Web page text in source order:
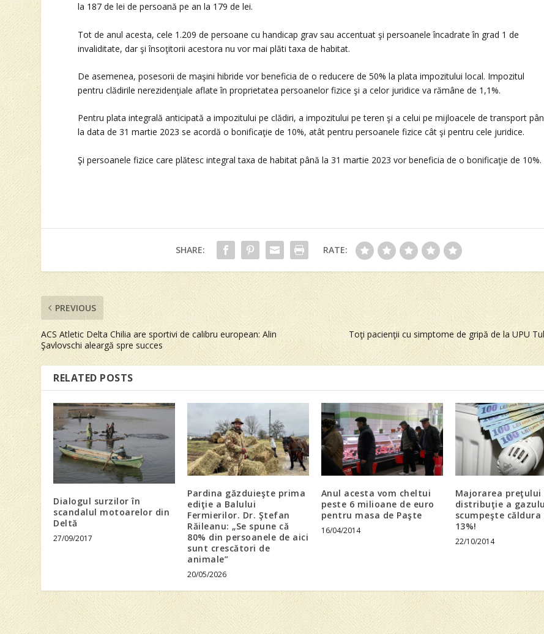
la 187 de lei de persoană pe an la 179 de lei.
Tot de anul acesta, cele 1.209 de persoane cu handicap grav sau accentuat şi persoanele încadrate în grad 1 de
invaliditate, dar şi însoţitorii acestora nu vor mai plăti taxa de habitat.
De asemenea, posesorii de maşini hibride vor beneficia de o reducere de 50% la plata impozitului local. Impozitul
pentru clădirile nerezidenţiale aflate în proprietatea persoanelor fizice şi a celor juridice va rămâne de 1,1%.
Pentru plata integrală anticipată a impozitului pe clădiri, a impozitului pe teren şi a celui pe mijloacele de transport
la data de 31 martie 2023 se acordă o bonificaţie de 10%, atât pentru persoanele fizice cât şi pentru cele juridice.
Şi persoanele fizice care plătesc integral taxa de habitat până la 31 martie 2023 vor beneficia de o bonificaţie de 10%.
SHARE: RATE:
PREVIOUS
ACS Atletic Delta Chilia are sportivi de calibru european: Alin
Şavlovschi aleargă spre succes
Toţi pacienţii cu simptome de gripă de la UPU
RELATED POSTS
Dialogul surzilor în
scandalul motoarelor din
Deltă
27/09/2017
Pardina găzduieşte prima
ediţie a Balului
Fermierilor. Dr. Ştefan
Răileanu: „Se spune că
80% din persoanele de aici
sunt crescători de
animale”
20/05/2026
Anul acesta vom cheltui
peste 6 milioane de euro
pentru masa de Paşte
16/04/2014
Majorarea preţului
distribuţie a
scumpeşte căldura
13%!
22/10/2014